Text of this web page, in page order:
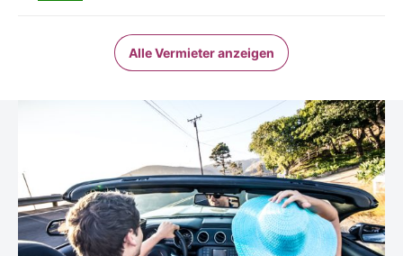
Alle Vermieter anzeigen